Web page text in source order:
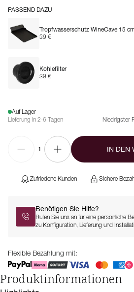
PASSEND DAZU
Tropfwasserschutz WineCave 15
39 €
Kohlefilter
39 €
Auf Lager
Lieferung in 2-6 Tagen
Niedrigster
1 IN DEN
Zufriedene Kunden Sichere
Benötigen Sie Hilfe?
Rufen Sie uns an für eine persönliche
zu Konfiguration, Lieferung und
Flexible Bezahlung mit:
Produktinformationen